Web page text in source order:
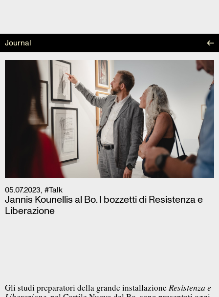
Journal
05.07.2023, #Talk
Jannis Kounellis al Bo. I bozzetti di Resistenza e
Liberazione
Gli studi preparatori della grande installazioneResistenza e